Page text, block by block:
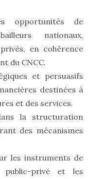
opportunités de
nationaux,
en cohérence
du CNCC.
et persuasifs
destinées à
et des services.
la structuration
des mécanismes
les instruments de
public-privé et les